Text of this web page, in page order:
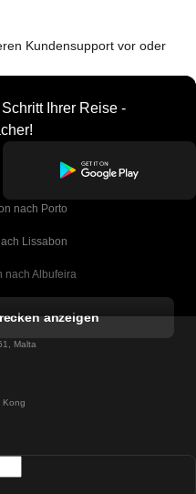
Kundensupport vor oder
Ihrer Reise -
nach Porto
Lissabon
nach Albufeira
nach Lagos
nach Madrid
anzeigen
Malta
Kong